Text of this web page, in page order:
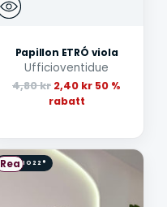
Papillon ETRÓ viola
Ufficioventidue
Ordinarie
4,80 kr 2,40 kr 50 %
rabatt
Rea